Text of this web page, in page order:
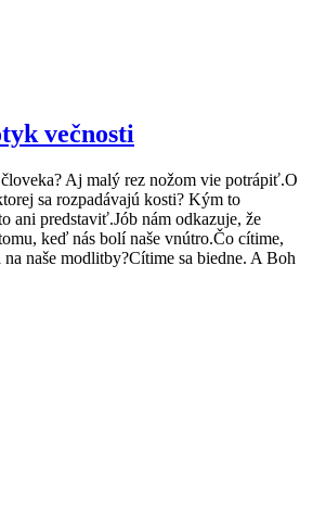
večnosti
Aj malý rez nožom vie potrápiť.O
sa rozpadávajú kosti? Kým to
ani predstaviť.Jób nám odkazuje, že
keď nás bolí naše vnútro.Čo cítime,
naše modlitby?Cítime sa biedne. A Boh